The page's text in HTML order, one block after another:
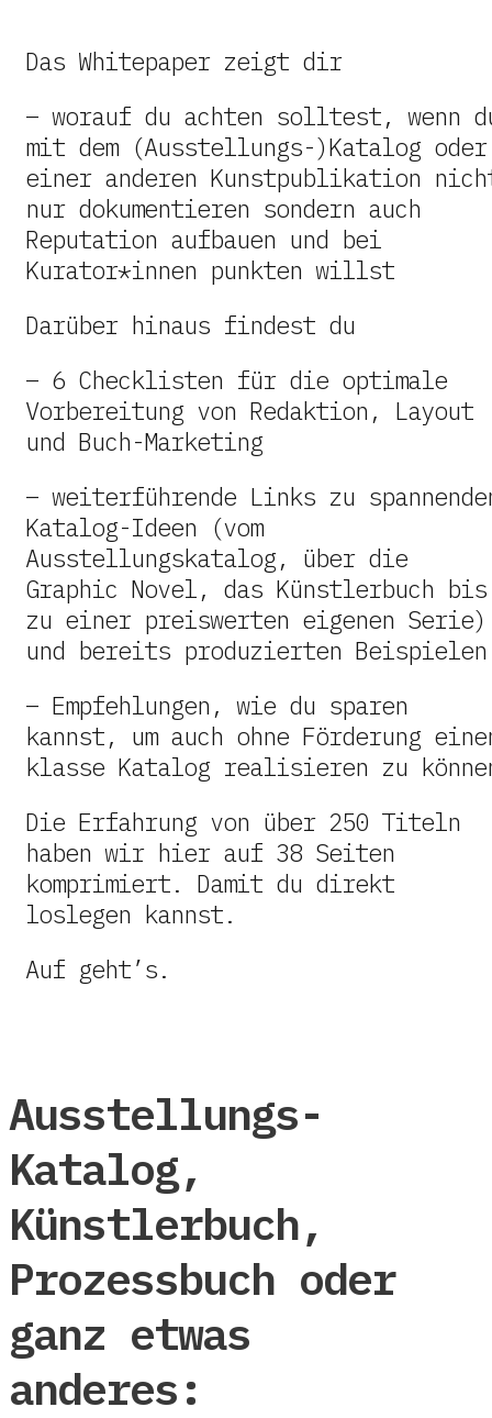
Das Whitepaper zeigt dir
– worauf du achten solltest, wenn
mit dem (Ausstellungs-)Katalog oder
einer anderen Kunstpublikation
nur dokumentieren sondern auch
Reputation aufbauen und bei
Kurator*innen punkten willst
Darüber hinaus findest du
– 6 Checklisten für die optimale
Vorbereitung von Redaktion, Layout
und Buch-Marketing
– weiterführende Links zu
Katalog-Ideen (vom
Ausstellungskatalog, über die
Graphic Novel, das Künstlerbuch bis
zu einer preiswerten eigenen Serie)
und bereits produzierten Beispielen
– Empfehlungen, wie du sparen
kannst, um auch ohne Förderung
klasse Katalog realisieren zu
Die Erfahrung von über 250 Titeln
haben wir hier auf 38 Seiten
komprimiert. Damit du direkt
loslegen kannst.
Auf geht’s.
Ausstellungs-
Katalog,
Künstlerbuch,
Prozessbuch oder
ganz etwas
anderes: